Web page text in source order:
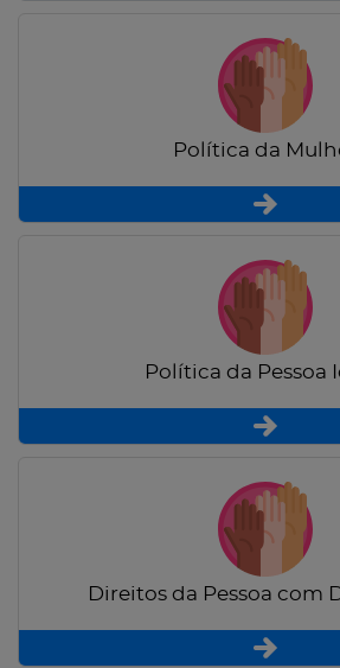
Política da
Política da Pessoa
Direitos da Pessoa com